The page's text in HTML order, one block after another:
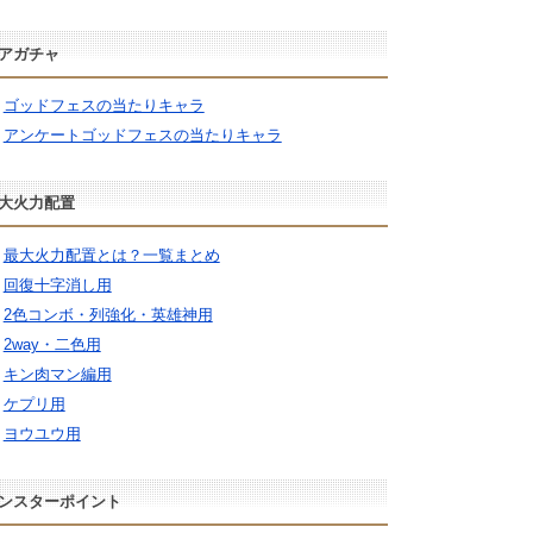
ガチャ
ゴッドフェスの当たりキャラ
アンケートゴッドフェスの当たりキャラ
火力配置
最大火力配置とは？一覧まとめ
回復十字消し用
2色コンボ・列強化・英雄神用
2way・二色用
キン肉マン編用
ケプリ用
ヨウユウ用
スターポイント